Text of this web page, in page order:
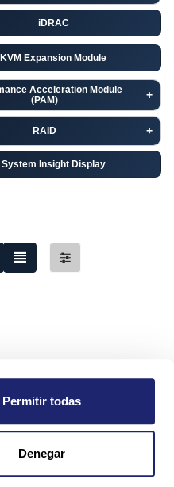
Permitir todas
Denegar
iDRAC
KVM Expansion Module
Acceleration Module
(PAM)
RAID
System Insight Display